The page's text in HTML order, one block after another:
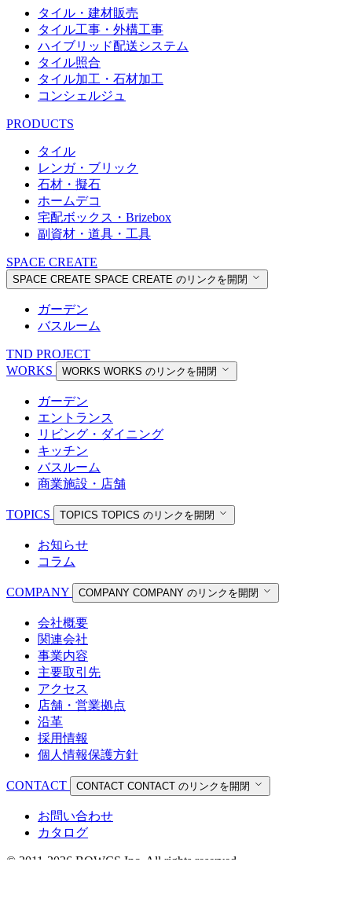
タイル・建材販売
タイル工事・外構工事
ハイブリッド配送システム
タイル照合
タイル加工・石材加工
コンシェルジュ
PRODUCTS
タイル
レンガ・ブリック
石材・擬石
ホームデコ
宅配ボックス・Brizebox
副資材・道具・工具
SPACE CREATE
SPACE CREATE SPACE CREATE のリンクを開閉
ガーデン
バスルーム
TND PROJECT
WORKS
WORKS WORKS のリンクを開閉
ガーデン
エントランス
リビング・ダイニング
キッチン
バスルーム
商業施設・店舗
TOPICS TOPICS TOPICS のリンクを開閉
お知らせ
コラム
COMPANY COMPANY COMPANY のリンクを開閉
会社概要
関連会社
事業内容
主要取引先
アクセス
店舗・営業拠点
沿革
採用情報
個人情報保護方針
CONTACT CONTACT CONTACT のリンクを開閉
お問い合わせ
カタログ
© 2011-2026 BOWCS Inc. All rights reserved.